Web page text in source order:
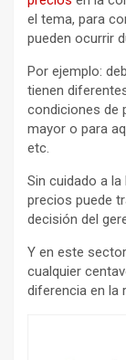
el tema, para
pueden ocurrir
Por ejemplo:
tienen
condiciones de
mayor o para
etc.
Sin cuidado a
precios puede
decisión del
Y en este
cualquier
diferencia en la